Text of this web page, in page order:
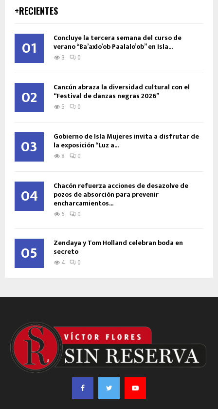
+RECIENTES
01 Concluye la tercera semana del curso de
verano “Ba’axlo’ob Paalalo’ob” en Isla...
3 0
02 Cancún abraza la diversidad cultural con el
“Festival de danzas negras 2026”
5 0
03 Gobierno de Isla Mujeres invita a disfrutar de
la exposición “Luz a...
8 0
04 Chacón refuerza acciones de desazolve de
pozos de absorción para prevenir
encharcamientos...
6 0
05 Zendaya y Tom Holland celebran boda en
secreto
4 0